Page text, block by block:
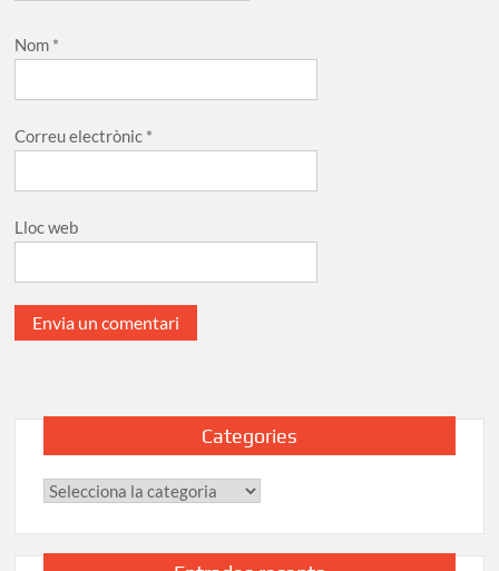
Nom *
Correu electrònic *
Lloc web
Categories
Categories